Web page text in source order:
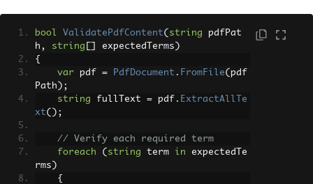
romPage(1);
// Clean up
File
driver. Quit
bool ValidatePdfContent( string pdfPat
h , string expectedTerms )
{
var pdf = PdfDocument . FromFile( pdf
Path );
string fullText = pdf . ExtractAllTe
xt();
// Verify each required term
foreach
( string term in expectedTe
rms )
{